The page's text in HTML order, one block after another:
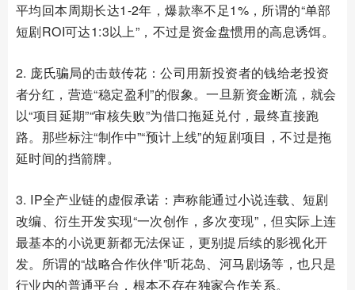
平均回本周期长达1-2年，爆款率不足1%，所谓的“单部
短剧ROI可达1:3以上”，不过是资金盘惯用的高息诱饵。
2. 庞氏骗局的击鼓传花：公司用新投资者的钱给老投资
者分红，营造“稳定盈利”的假象。一旦新资金断流，就会
以“项目延期”“审核失败”为借口拖延兑付，最终直接跑
路。那些标注“制作中”“预计上线”的短剧项目，不过是拖
延时间的挡箭牌。
3. IP全产业链的虚假承诺：声称能通过小说连载、短剧
改编、衍生开发实现“一次创作，多次变现”，但实际上连
最基本的小说更新都无法保证，更别提后续的影视化开
发。所谓的“战略合作伙伴”听花岛、河马剧场等，也只是
行业内的普通平台，根本不存在独家合作关系。